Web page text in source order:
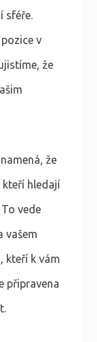
sféře.
v
že
že
hledají
vede
vašem
kteří k vám
připravena